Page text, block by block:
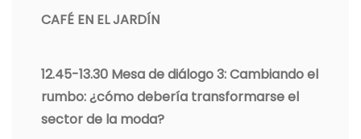
CAFÉ EN EL JARDÍN
12.45-13.30 Mesa de diálogo 3: Cambiando el
rumbo: ¿cómo debería transformarse el
sector de la moda?